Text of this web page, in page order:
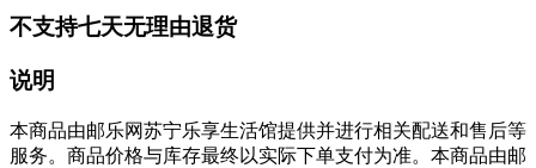
不支持七天无理由退货
说明
本商品由邮乐网苏宁乐享生活馆提供并进行相关配送和售后等
服务。商品价格与库存最终以实际下单支付为准。本商品由邮